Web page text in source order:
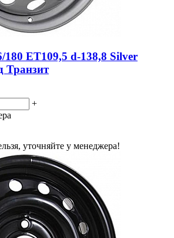
180 ET109,5 d-138,8 Silver
Транзит
+
уточняйте у менеджера!